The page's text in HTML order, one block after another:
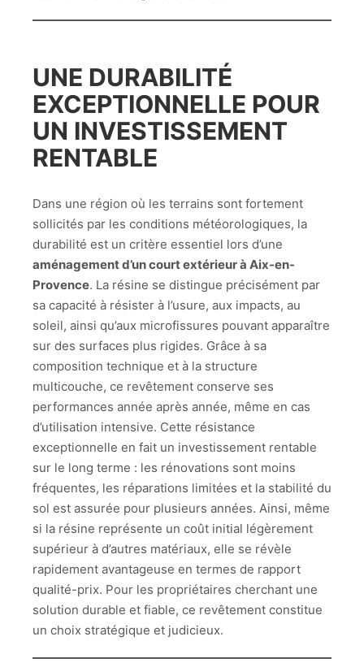
UNE DURABILITÉ
EXCEPTIONNELLE POUR
UN INVESTISSEMENT
RENTABLE
Dans une région où les terrains sont fortement
sollicités par les conditions météorologiques, la
durabilité est un critère essentiel lors d’une
aménagement d’un court extérieur à Aix-en-
Provence. La résine se distingue précisément par
sa capacité à résister à l’usure, aux impacts, au
soleil, ainsi qu’aux microfissures pouvant apparaître
sur des surfaces plus rigides. Grâce à sa
composition technique et à la structure
multicouche, ce revêtement conserve ses
performances année après année, même en cas
d’utilisation intensive. Cette résistance
exceptionnelle en fait un investissement rentable
sur le long terme : les rénovations sont moins
fréquentes, les réparations limitées et la stabilité du
sol est assurée pour plusieurs années. Ainsi, même
si la résine représente un coût initial légèrement
supérieur à d’autres matériaux, elle se révèle
rapidement avantageuse en termes de rapport
qualité-prix. Pour les propriétaires cherchant une
solution durable et fiable, ce revêtement constitue
un choix stratégique et judicieux.